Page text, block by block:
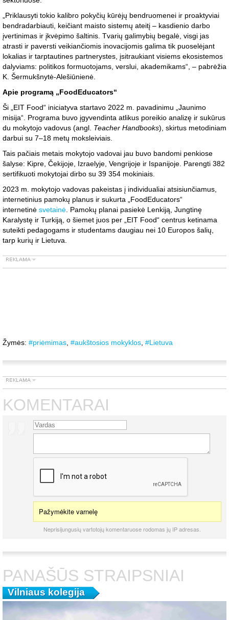
„Priklausyti tokio kalibro pokyčių kūrėjų bendruomenei ir proaktyviai
bendradarbiauti, keičiant maisto sistemų ateitį – kasdienio darbo
įvertinimas ir įkvėpimo šaltinis. Tvarių galimybių begalė, visgi jas
atrasti ir paversti veikiančiomis inovacijomis galima tik puoselėjant
lokalias ir tarptautines partnerystes, įsitraukiant visiems ekosistemos
dalyviams: politikos formuotojams, verslui, akademikams“, – pabrėžia
K. Šermukšnytė-Alešiūnienė.
Apie programą „FoodEducators“
Ši „EIT Food“ iniciatyva startavo 2022 m. pavadinimu „Jaunimo
misija“. Programa buvo įgyvendinta atlikus poreikio analizę ir sukūrus
du mokytojo vadovus (angl. Teacher Handbooks), skirtus metodiniam
darbui su 7–18 metų moksleiviais.
Tais pačiais metais mokytojo vadovai jau buvo bandomi penkiose
šalyse: Kipre, Čekijoje, Izraelyje, Vengrijoje ir Ispanijoje. Parengti 382
sertifikuoti mokytojai dirbo su 39 354 mokiniais.
2023 m. mokytojo vadovas pakeistas į individualiai atsisiunčiamus,
internetinius pamokų planus ir sukurta „FoodEducators“
internetinė svetainė. Pamokų planai pasiekė Lenkiją, Jungtinę
Karalystę ir Turkiją, o šiemet juos per „EIT Food“ centrus ketinama
suteikti pedagogams ir studentams daugiau nei 10 Europos šalių,
tarp kurių ir Lietuva.
Žymės: #priėmimas, #aukštosios mokyklos, #Lietuva
KOMENTARAI
Pažymėkite varnelę
Neprisijungusių vartotojų komentaruose rodomas jų IP adresas.
PANAŠŪS STRAIPSNIAI
Vilniaus kolegija